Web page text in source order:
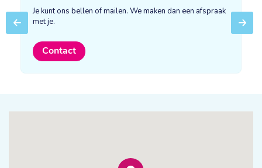
Previous
Je kunt ons bellen of mailen. We maken dan een afspraak
met je.
Contact
Next